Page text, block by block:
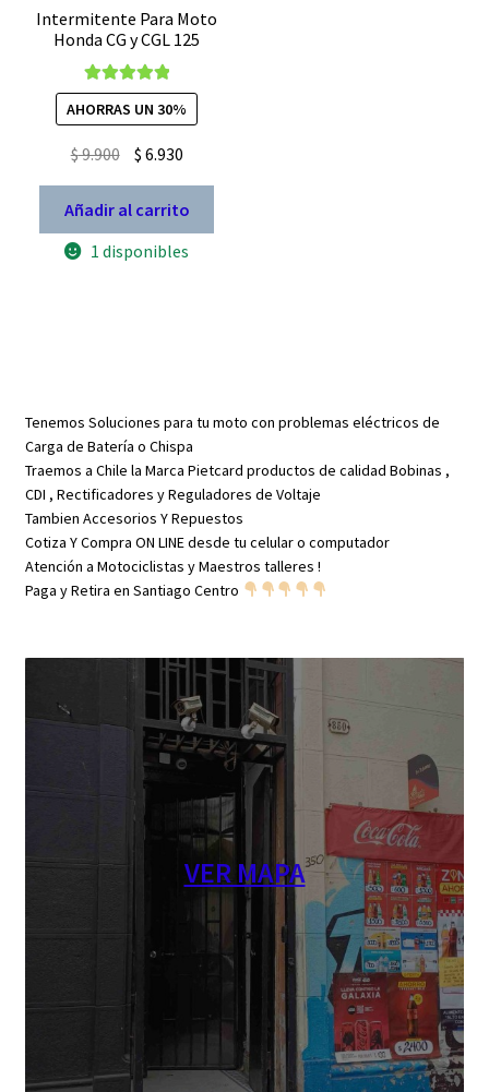
Intermitente Para Moto
Honda CG y CGL 125
Valorado con
5.00de 5
AHORRAS UN 30%
$9.900 El
original
era:
$ 9.900.
$ 6.930El
actual
es:
$ 6.930.
Añadir al carrito
1 disponibles
Tenemos Soluciones para tu moto con problemas eléctricos de
Carga de Batería o Chispa
Traemos a Chile la Marca Pietcard productos de calidad Bobinas ,
CDI , Rectificadores y Reguladores de Voltaje
Tambien Accesorios Y Repuestos
Cotiza Y Compra ON LINE desde tu celular o computador
Atención a Motociclistas y Maestros talleres !
Paga y Retira en Santiago Centro
VER MAPA